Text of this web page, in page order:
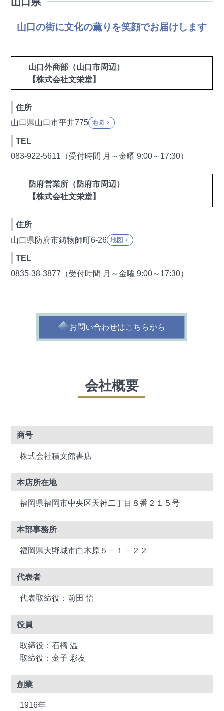
山口の街に文化の薫りを笑顔でお届けします
山口外商部（山口市周辺）
【株式会社文栄堂】
住所
山口県山口市平井775 地図 keyboard_arrow_right
TEL
083-922-5611（受付時間 月～金曜 9:00～17:30）
防府営業所（防府市周辺）
【株式会社文栄堂】
住所
山口県防府市鋳物師町6-26 地図 keyboard_arrow_right
TEL
0835-38-3877（受付時間 月～金曜 9:00～17:30）
お問い合わせはこちらから
会社概要
商号
株式会社積文館書店
本店所在地
福岡県福岡市中央区天神二丁目８番２１５号
本部事務所
福岡県大野城市白木原５－１－２２
代表者
代表取締役：前田 悟
役員
取締役：石橋 温
取締役：金子 彩友
創業
1916年